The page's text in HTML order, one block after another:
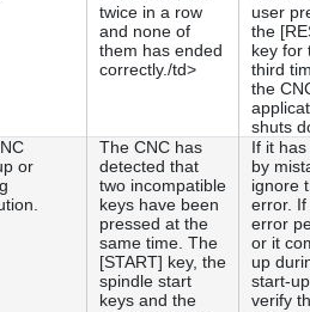
twice in a row
and none of
them has ended
correctly./td>
user
the
key for
third
the
shuts
or
The CNC has
detected that
two incompatible
keys have been
pressed at the
same time. The
[START] key, the
spindle start
keys and the
If it
by
ignore
error. If
error
or it
up
start-
verify